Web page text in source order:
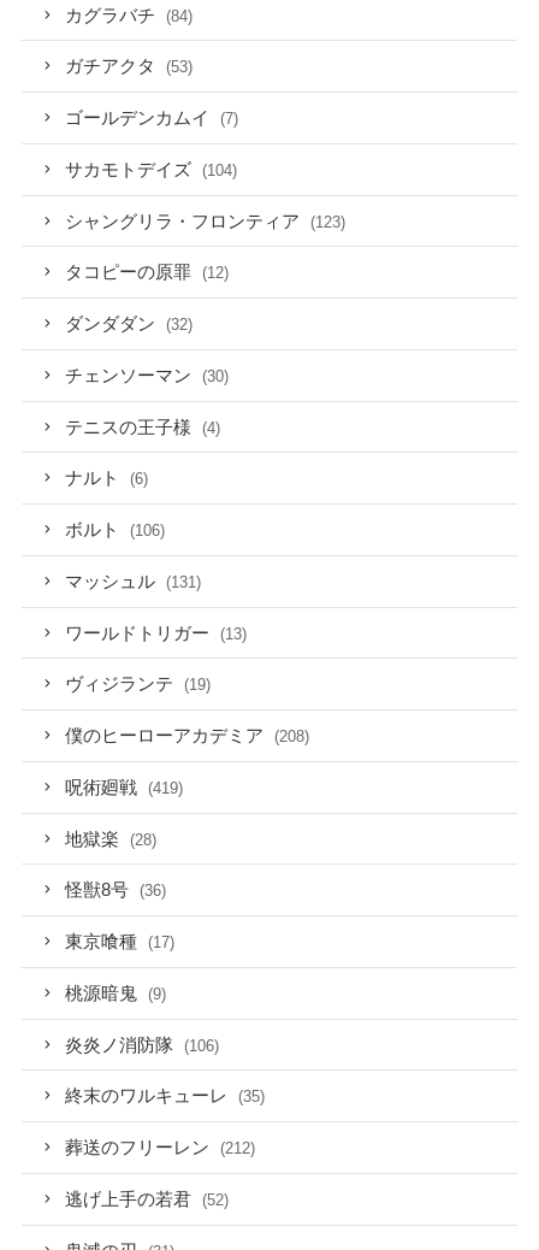
カグラバチ (84)
ガチアクタ (53)
ゴールデンカムイ (7)
サカモトデイズ (104)
シャングリラ・フロンティア (123)
タコピーの原罪 (12)
ダンダダン (32)
チェンソーマン (30)
テニスの王子様 (4)
ナルト (6)
ボルト (106)
マッシュル (131)
ワールドトリガー (13)
ヴィジランテ (19)
僕のヒーローアカデミア (208)
呪術廻戦 (419)
地獄楽 (28)
怪獣8号 (36)
東京喰種 (17)
桃源暗鬼 (9)
炎炎ノ消防隊 (106)
終末のワルキューレ (35)
葬送のフリーレン (212)
逃げ上手の若君 (52)